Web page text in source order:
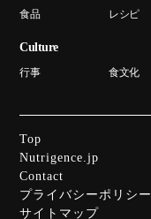
食品 レシピ
Culture
行事 食文化
Top
Nutrigence.jp
Contact
プライバシーポリシー
サイトマップ